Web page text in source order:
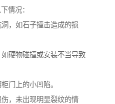
情况：
，如石子撞击造成的损
硬物碰撞或安装不当导致
门上的小凹陷。
，未出现明显裂纹的情